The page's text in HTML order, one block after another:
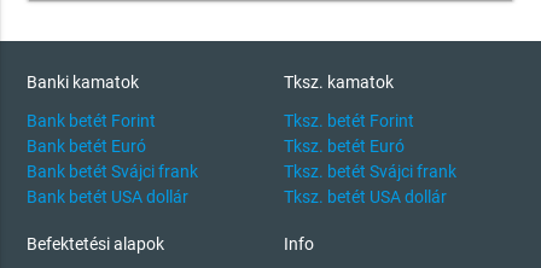
Banki kamatok
Bank betét Forint
Bank betét Euró
Bank betét Svájci frank
Bank betét USA dollár
Tksz. kamatok
Tksz. betét Forint
Tksz. betét Euró
Tksz. betét Svájci frank
Tksz. betét USA dollár
Befektetési alapok Info